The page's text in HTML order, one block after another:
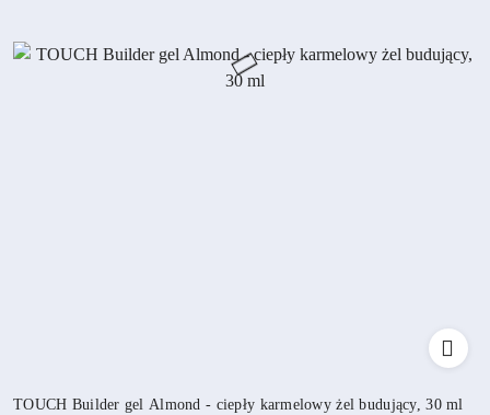
TOUCH Builder gel Almond - ciepły karmelowy żel budujący, 30 ml